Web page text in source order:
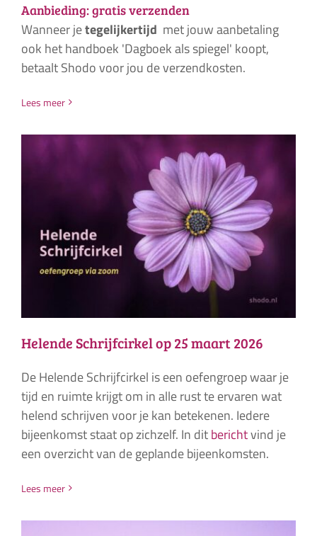
Aanbieding: gratis verzenden
Wanneer jetegelijkertijd met jouw aanbetaling
ook het handboek 'Dagboek als spiegel' koopt,
betaalt Shodo voor jou de verzendkosten.
Lees meer
Helende Schrijfcirkel op 25 maart 2026
De Helende Schrijfcirkel is een oefengroep waar je
tijd en ruimte krijgt om in alle rust te ervaren wat
helend schrijven voor je kan betekenen. Iedere
bijeenkomst staat op zichzelf. In ditberichtvind je
een overzicht van de geplande bijeenkomsten.
Lees meer